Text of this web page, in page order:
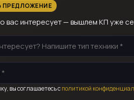
ПРЕДЛОЖЕНИЕ
вас интересует — вышлем КП уже
вы соглашаетесь сполитикой